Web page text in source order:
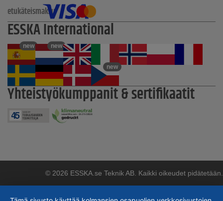
etukäteismaksu
ESSKA International
new new
new
Yhteistyökumppanit & sertifikaatit
© 2026 ESSKA.se Teknik AB. Kaikki oikeudet pidätetään.